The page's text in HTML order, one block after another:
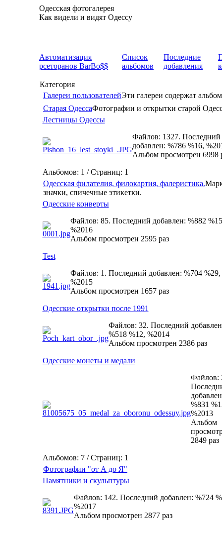
Одесская фотогалерея
Как видели и видят Одессу
Автоматизация
рсеторанов BarBo$$
Список
альбомов
Последние
добавления
Категория
Галереи пользователейЭти галереи содержат
Старая ОдессаФотографии и открытки старой
Лестницы Одессы
Файлов: 1327. Последний
добавлен: %786 %16,
Альбом просмотрен 6998
Альбомов: 1 / Страниц: 1
Одесская филателия, филокартия, фалеристика.
значки, спичечные этикетки.
Одесские конверты
Файлов: 85. Последний добавлен: %882
%2016
Альбом просмотрен 2595 раз
Test
Файлов: 1. Последний добавлен: %704 %29,
%2015
Альбом просмотрен 1657 раз
Одесские открытки после 1991
Файлов: 32. Последний
%518 %12, %2014
Альбом просмотрен 2386 раз
Одесские монеты и медали
Файлов:
%831
%2013
Альбом
2849 раз
Альбомов: 7 / Страниц: 1
Фотографии "от А до Я"
Памятники и скульптуры
Файлов: 142. Последний добавлен: %724
%2017
Альбом просмотрен 2877 раз